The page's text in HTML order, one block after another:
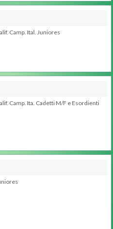
Camp. Ital. Juniores
Camp. Ita. Cadetti M/F e Esordienti